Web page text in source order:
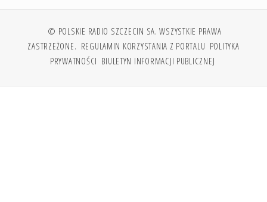
© POLSKIE RADIO SZCZECIN SA. WSZYSTKIE PRAWA
ZASTRZEŻONE. REGULAMIN KORZYSTANIA Z PORTALU POLITYKA
PRYWATNOŚCI BIULETYN INFORMACJI PUBLICZNEJ